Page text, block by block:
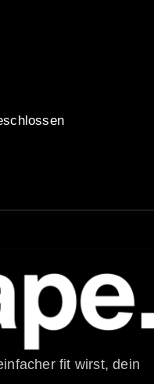
fit wirst, dein